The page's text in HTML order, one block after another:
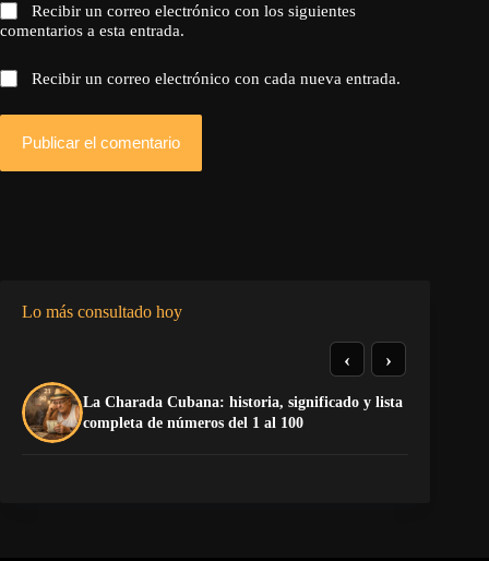
Recibir un correo electrónico con los siguientes
comentarios a esta entrada.
Recibir un correo electrónico con cada nueva entrada.
Publicar el comentario
Lo más consultado hoy
La Charada Cubana: historia, significado y lista
completa de números del 1 al 100
‹ ›